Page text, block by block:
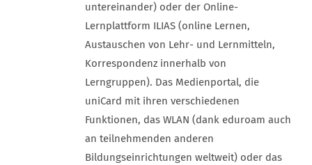
untereinander) oder der Online-
Lernplattform ILIAS (online Lernen,
Austauschen von Lehr- und Lernmitteln,
Korrespondenz innerhalb von
Lerngruppen). Das Medienportal, die
uniCard mit ihren verschiedenen
Funktionen, das WLAN (dank eduroam auch
an teilnehmenden anderen
Bildungseinrichtungen weltweit) oder das